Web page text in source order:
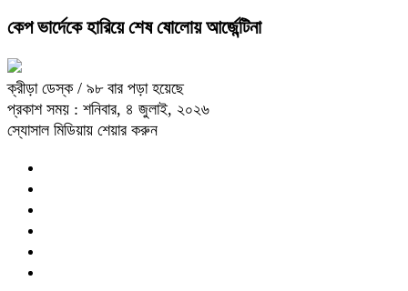
কেপ ভার্দেকে হারিয়ে শেষ ষোলোয় আর্জেন্টিনা
ক্রীড়া ডেস্ক / ৯৮ বার পড়া হয়েছে
প্রকাশ সময় : শনিবার, ৪ জুলাই, ২০২৬
স্যোসাল মিডিয়ায় শেয়ার করুন